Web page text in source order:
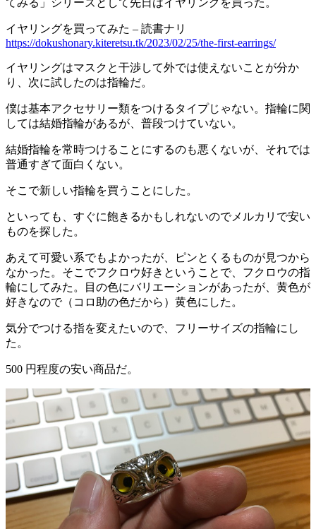
てみる」シリーズとして先日はイヤリングを買った。
イヤリングを買ってみた – 読書ナリ
https://dokushonary.kiteretsu.tk/2023/02/25/the-first-earrings/
イヤリングはマスクと干渉して外では使えないことが分か
り、次に試したのは指輪だ。
僕は基本アクセサリー類をつけるタイプじゃない。指輪に関
しては結婚指輪があるが、普段つけていない。
結婚指輪を常時つけることにするのも悪くないが、それでは
普通すぎて面白くない。
そこで新しい指輪を買うことにした。
といっても、すぐに飽きるかもしれないのでメルカリで安い
ものを探した。
あえて可愛い系でもよかったが、ピンとくるものが見つから
なかった。そこでフクロウ好きということで、フクロウの指
輪にしてみた。目の色にバリエーションがあったが、黄色が
好きなので（コロ助の色だから）黄色にした。
気分でつける指を変えたいので、フリーサイズの指輪にし
た。
500 円程度の安い商品だ。